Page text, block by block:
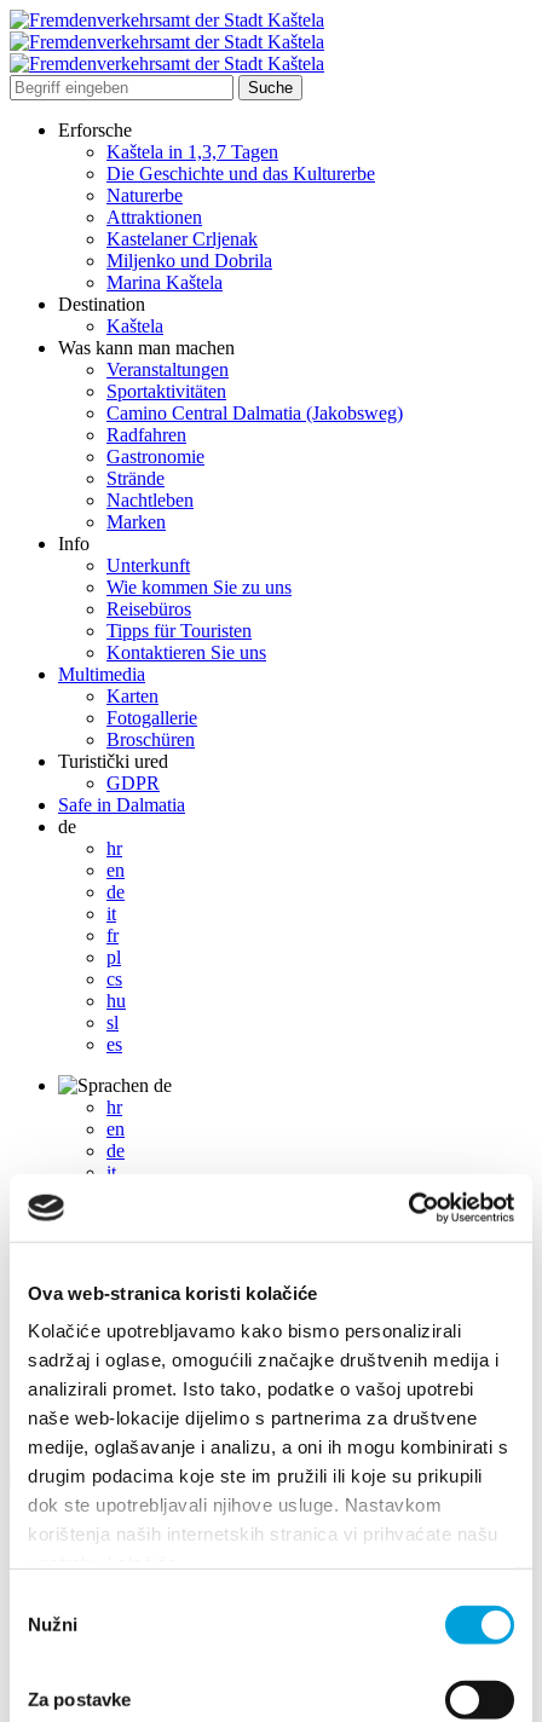
Ova web-stranica koristi kolačiće
Kolačiće upotrebljavamo kako bismo personalizirali
sadržaj i oglase, omogućili značajke društvenih medija i
analizirali promet. Isto tako, podatke o vašoj upotrebi
naše web-lokacije dijelimo s partnerima za društvene
medije, oglašavanje i analizu, a oni ih mogu kombinirati s
drugim podacima koje ste im pružili ili koje su prikupili
dok ste upotrebljavali njihove usluge. Nastavkom
korištenja naših internetskih stranica vi prihvaćate našu
pristanka
Nužni
Za postavke
Erforsche
Kaštela in 1,3,7 Tagen
Die Geschichte und das Kulturerbe
Naturerbe
Attraktionen
Kastelaner Crljenak
Miljenko und Dobrila
Marina Kaštela
Destination
Kaštela
Was kann man machen
Veranstaltungen
Sportaktivitäten
Camino Central Dalmatia (Jakobsweg)
Radfahren
Gastronomie
Strände
Nachtleben
Marken
Info
Unterkunft
Wie kommen Sie zu uns
Reisebüros
Tipps für Touristen
Kontaktieren Sie uns
Multimedia
Karten
Fotogallerie
Broschüren
Turistički ured
GDPR
Safe in Dalmatia
de
hr
en
de
it
fr
pl
cs
hu
sl
es
de
hr
en
de
it
cs
es
+385 21 227 933 info@kastela-info.hr
Villa Nika, Kamberovo šetalište 30, 21216 Kaštel Stari, Hrvatska
Richtungen
Veranstaltungen
2021
2020